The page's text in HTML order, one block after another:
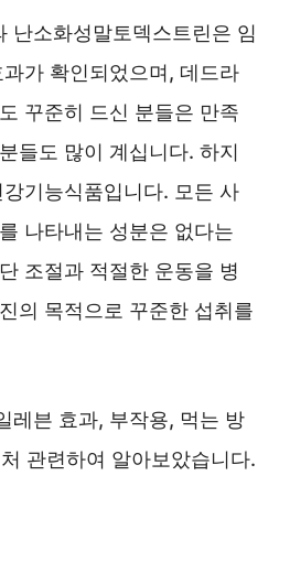
난소화성말토덱스트린은 임
가 확인되었으며, 데드라
꾸준히 드신 분들은 만족
들도 많이 계십니다. 하지
기능식품입니다. 모든 사
나타내는 성분은 없다는
조절과 적절한 운동을 병
의 목적으로 꾸준한 섭취를
레븐 효과, 부작용, 먹는 방
관련하여 알아보았습니다.